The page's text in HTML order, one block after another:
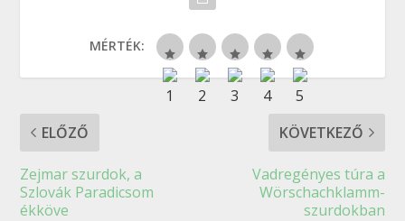
MÉRTÉK:
ELŐZŐ
Zejmar szurdok, a
Szlovák Paradicsom
ékköve
KÖVETKEZŐ
Vadregényes túra a
Wörschachklamm-
szurdokban